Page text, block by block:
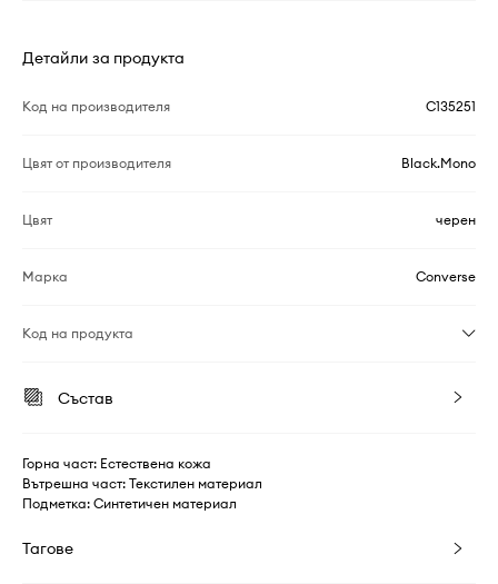
Детайли за продукта
Код на производителя C135251
Цвят от производителя Black.Mono
Цвят черен
Марка Converse
Код на продукта
Състав
Горна част: Естествена кожа
Вътрешна част: Текстилен материал
Подметка: Синтетичен материал
Тагове